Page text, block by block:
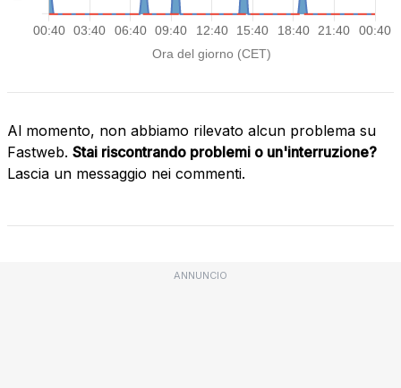
Al momento, non abbiamo rilevato alcun problema su
Fastweb. Stai riscontrando problemi o un'interruzione?
Lascia un messaggio nei commenti.
ANNUNCIO